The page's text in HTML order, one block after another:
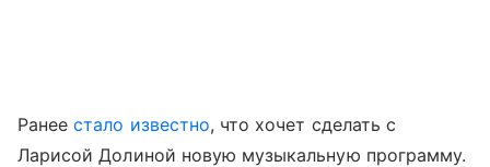
Ранеестало известно, что хочет сделать с
Ларисой Долиной новую музыкальную программу.